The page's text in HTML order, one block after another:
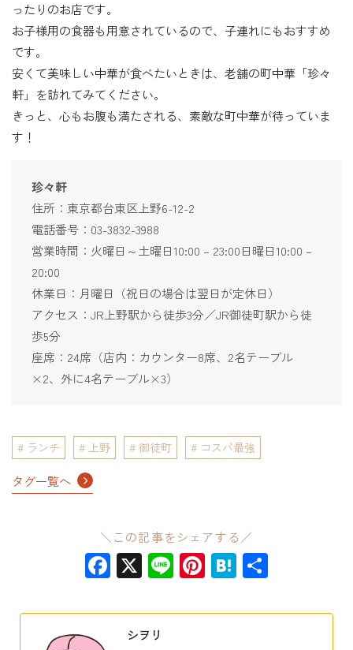
ったりのお店です。
お子様用の食器も用意されているので、子連れにもおすすめ
です。
安くて美味しい中華が食べたいときは、老舗の町中華「珍々
軒」を訪れてみてください。
きっと、心もお腹も満たされる、素敵な町中華が待っていま
す！
珍々軒
住所：東京都台東区上野6-12-2
電話番号：03-3832-3988
営業時間：火曜日～土曜日10:00 – 23:00日曜日10:00 –
20:00
休業日：月曜日（祝日の場合は翌日が定休日）
アクセス：JR上野駅から徒歩3分／JR御徒町駅から徒
歩5分
座席：24席（店内：カウンター8席、2名テーブル
×2、外に4名テーブル×3）
ランチ 上野 御徒町 コスパ最強
タグ一覧へ
＼この記事をシェアする／
Facebook
X LinePinterest
Hatena
シヲリ